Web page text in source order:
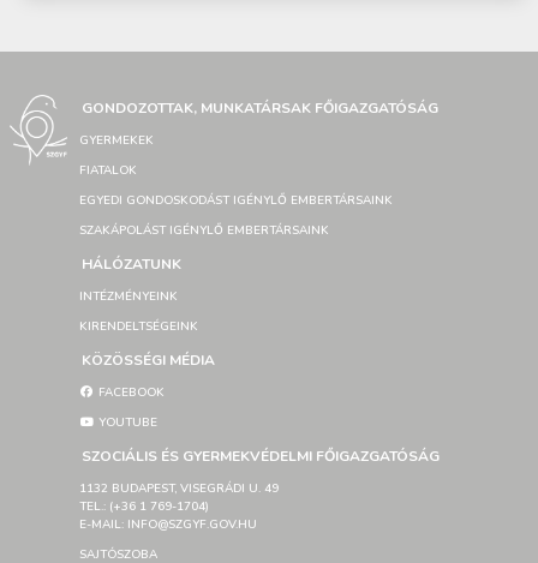
GONDOZOTTAK, MUNKATÁRSAK FŐIGAZGATÓSÁG
GYERMEKEK
FIATALOK
EGYEDI GONDOSKODÁST IGÉNYLŐ EMBERTÁRSAINK
SZAKÁPOLÁST IGÉNYLŐ EMBERTÁRSAINK
HÁLÓZATUNK
INTÉZMÉNYEINK
KIRENDELTSÉGEINK
KÖZÖSSÉGI MÉDIA
FACEBOOK
YOUTUBE
SZOCIÁLIS ÉS GYERMEKVÉDELMI FŐIGAZGATÓSÁG
1132 BUDAPEST, VISEGRÁDI U. 49
TEL.: (+36 1 769-1704)
E-MAIL: INFO@SZGYF.GOV.HU
SAJTÓSZOBA